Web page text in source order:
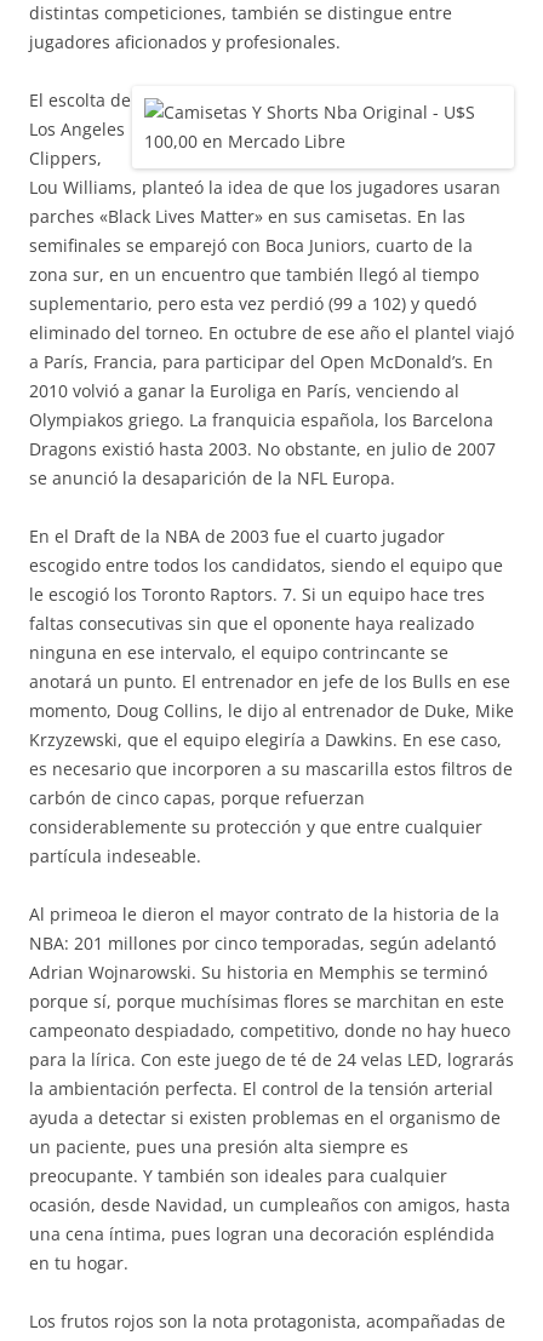
distintas competiciones, también se distingue entre
jugadores aficionados y profesionales.
El escolta de
Los Angeles
Clippers,
Lou Williams, planteó la idea de que los jugadores usaran
parches «Black Lives Matter» en sus camisetas. En las
semifinales se emparejó con Boca Juniors, cuarto de la
zona sur, en un encuentro que también llegó al tiempo
suplementario, pero esta vez perdió (99 a 102) y quedó
eliminado del torneo. En octubre de ese año el plantel viajó
a París, Francia, para participar del Open McDonald’s. En
2010 volvió a ganar la Euroliga en París, venciendo al
Olympiakos griego. La franquicia española, los Barcelona
Dragons existió hasta 2003. No obstante, en julio de 2007
se anunció la desaparición de la NFL Europa.
En el Draft de la NBA de 2003 fue el cuarto jugador
escogido entre todos los candidatos, siendo el equipo que
le escogió los Toronto Raptors. 7. Si un equipo hace tres
faltas consecutivas sin que el oponente haya realizado
ninguna en ese intervalo, el equipo contrincante se
anotará un punto. El entrenador en jefe de los Bulls en ese
momento, Doug Collins, le dijo al entrenador de Duke, Mike
Krzyzewski, que el equipo elegiría a Dawkins. En ese caso,
es necesario que incorporen a su mascarilla estos filtros de
carbón de cinco capas, porque refuerzan
considerablemente su protección y que entre cualquier
partícula indeseable.
Al primeoa le dieron el mayor contrato de la historia de la
NBA: 201 millones por cinco temporadas, según adelantó
Adrian Wojnarowski. Su historia en Memphis se terminó
porque sí, porque muchísimas flores se marchitan en este
campeonato despiadado, competitivo, donde no hay hueco
para la lírica. Con este juego de té de 24 velas LED, lograrás
la ambientación perfecta. El control de la tensión arterial
ayuda a detectar si existen problemas en el organismo de
un paciente, pues una presión alta siempre es
preocupante. Y también son ideales para cualquier
ocasión, desde Navidad, un cumpleaños con amigos, hasta
una cena íntima, pues logran una decoración espléndida
en tu hogar.
Los frutos rojos son la nota protagonista, acompañadas de